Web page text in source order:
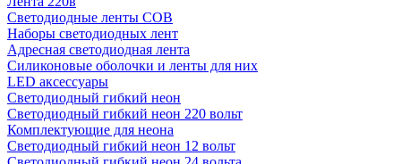
Светодиодные ленты COB
Наборы светодиодных лент
Адресная светодиодная лента
Силиконовые оболочки и ленты для них
LED аксессуары
Светодиодный гибкий неон
Светодиодный гибкий неон 220 вольт
Комплектующие для неона
Светодиодный гибкий неон 12 вольт